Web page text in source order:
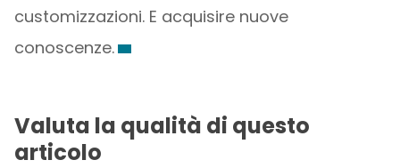
customizzazioni. E acquisire nuove
conoscenze.
Valuta la qualità di questo
articolo